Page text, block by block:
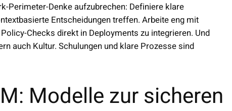
Perimeter-Denke aufzubrechen: Definiere klare
Entscheidungen treffen. Arbeite eng mit
Checks direkt in Deployments zu integrieren. Und
auch Kultur. Schulungen und klare Prozesse sind
Modelle zur sicheren